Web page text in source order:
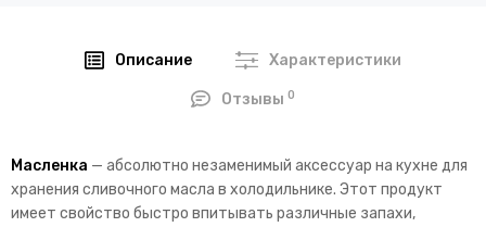
Описание Характеристики
Отзывы0
Масленка — абсолютно незаменимый аксессуар на кухне для
хранения сливочного масла в холодильнике. Этот продукт
имеет свойство быстро впитывать различные запахи,